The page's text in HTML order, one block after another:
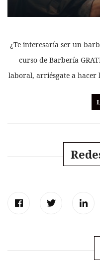
¿Te interesaría ser un
curso de Barbería
laboral, arriésgate a hacer